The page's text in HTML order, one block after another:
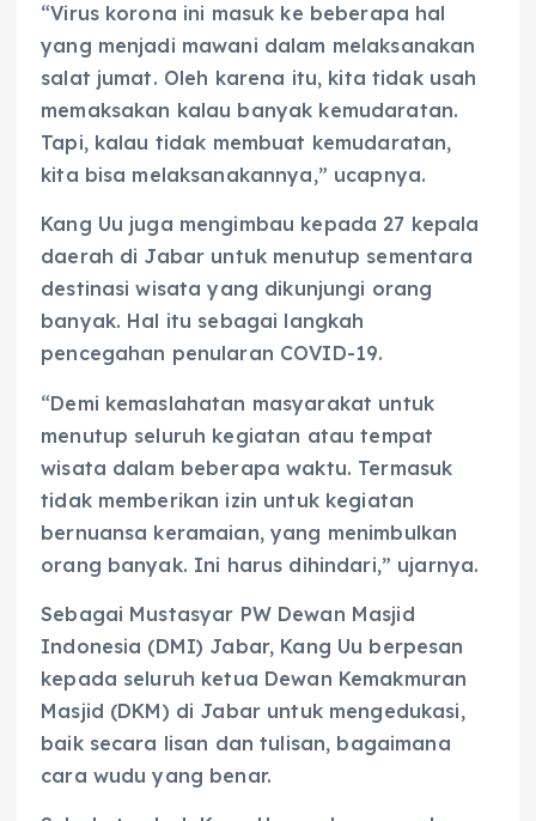
“Virus korona ini masuk ke beberapa hal
yang menjadi mawani dalam melaksanakan
salat jumat. Oleh karena itu, kita tidak usah
memaksakan kalau banyak kemudaratan.
Tapi, kalau tidak membuat kemudaratan,
kita bisa melaksanakannya,” ucapnya.
Kang Uu juga mengimbau kepada 27 kepala
daerah di Jabar untuk menutup sementara
destinasi wisata yang dikunjungi orang
banyak. Hal itu sebagai langkah
pencegahan penularan COVID-19.
“Demi kemaslahatan masyarakat untuk
menutup seluruh kegiatan atau tempat
wisata dalam beberapa waktu. Termasuk
tidak memberikan izin untuk kegiatan
bernuansa keramaian, yang menimbulkan
orang banyak. Ini harus dihindari,” ujarnya.
Sebagai Mustasyar PW Dewan Masjid
Indonesia (DMI) Jabar, Kang Uu berpesan
kepada seluruh ketua Dewan Kemakmuran
Masjid (DKM) di Jabar untuk mengedukasi,
baik secara lisan dan tulisan, bagaimana
cara wudu yang benar.